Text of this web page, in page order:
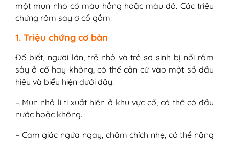
một mụn nhỏ có màu hồng hoặc màu đỏ. Các triệu
chứng rôm sảy ở cổ gồm:
1. Triệu chứng cơ bản
Để biết, người lớn, trẻ nhỏ và trẻ sơ sinh bị nổi rôm
sảy ở cổ hay không, có thể căn cứ vào một số dấu
hiệu và biểu hiện dưới đây:
– Mụn nhỏ li ti xuất hiện ở khu vực cổ, có thể có đầu
nước hoặc không.
– Cảm giác ngứa ngay, châm chích nhẹ, có thể nặng